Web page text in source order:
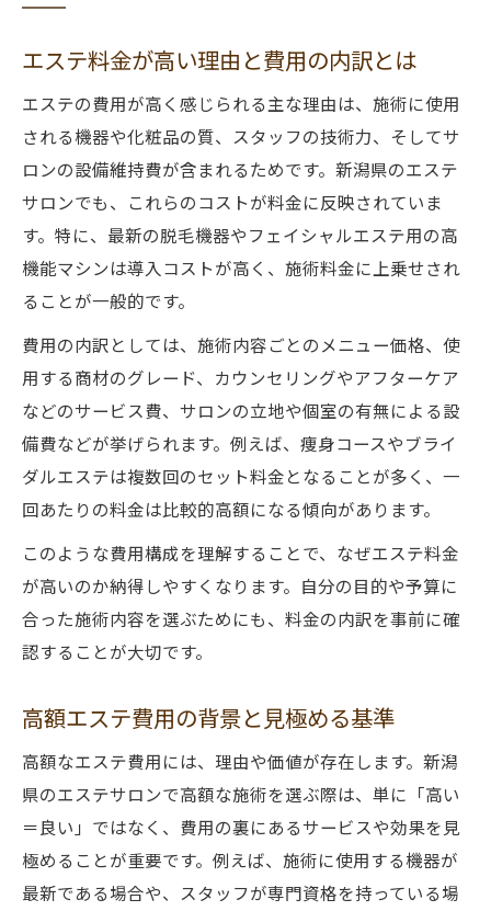
エステ料金が高い理由と費用の内訳とは
エステの費用が高く感じられる主な理由は、施術に使用
される機器や化粧品の質、スタッフの技術力、そしてサ
ロンの設備維持費が含まれるためです。新潟県のエステ
サロンでも、これらのコストが料金に反映されていま
す。特に、最新の脱毛機器やフェイシャルエステ用の高
機能マシンは導入コストが高く、施術料金に上乗せされ
ることが一般的です。
費用の内訳としては、施術内容ごとのメニュー価格、使
用する商材のグレード、カウンセリングやアフターケア
などのサービス費、サロンの立地や個室の有無による設
備費などが挙げられます。例えば、痩身コースやブライ
ダルエステは複数回のセット料金となることが多く、一
回あたりの料金は比較的高額になる傾向があります。
このような費用構成を理解することで、なぜエステ料金
が高いのか納得しやすくなります。自分の目的や予算に
合った施術内容を選ぶためにも、料金の内訳を事前に確
認することが大切です。
高額エステ費用の背景と見極める基準
高額なエステ費用には、理由や価値が存在します。新潟
県のエステサロンで高額な施術を選ぶ際は、単に「高い
＝良い」ではなく、費用の裏にあるサービスや効果を見
極めることが重要です。例えば、施術に使用する機器が
最新である場合や、スタッフが専門資格を持っている場